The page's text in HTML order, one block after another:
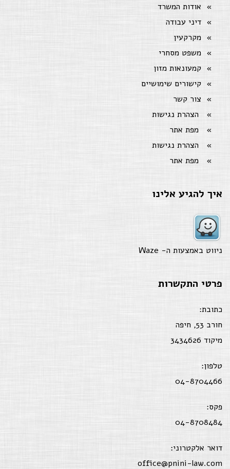
אודות המשרד
דיני עבודה
מקרקעין
משפט מסחרי
קמעונאות מזון
קישורים שימושיים
צור קשר
הצהרת נגישות
מפת אתר
הצהרת נגישות
מפת אתר
איך להגיע אלינו
ניווט באמצעות ה- Waze
פרטי התקשרות
כתובת:
חורב 53, חיפה
מיקוד 3434626
טלפון:
04-8704466
פקס:
04-8708484
דואר אלקטרוני:
office@pnini-law.com